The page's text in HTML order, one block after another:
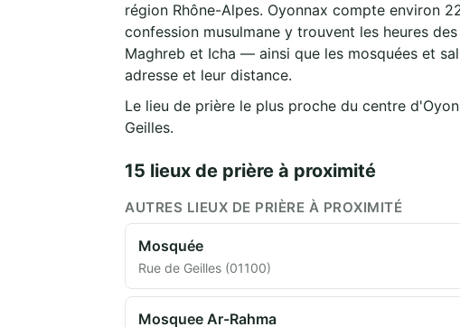
région Rhône-Alpes. Oyonnax compte environ
confession musulmane y trouvent les heures
Maghreb et Icha — ainsi que les mosquées et
adresse et leur distance.
Le lieu de prière le plus proche du centre
Geilles.
15 lieux de prière à proximité
AUTRES LIEUX DE PRIÈRE À PROXIMITÉ
Mosquée
Rue de Geilles (01100)
Mosquee Ar-Rahma